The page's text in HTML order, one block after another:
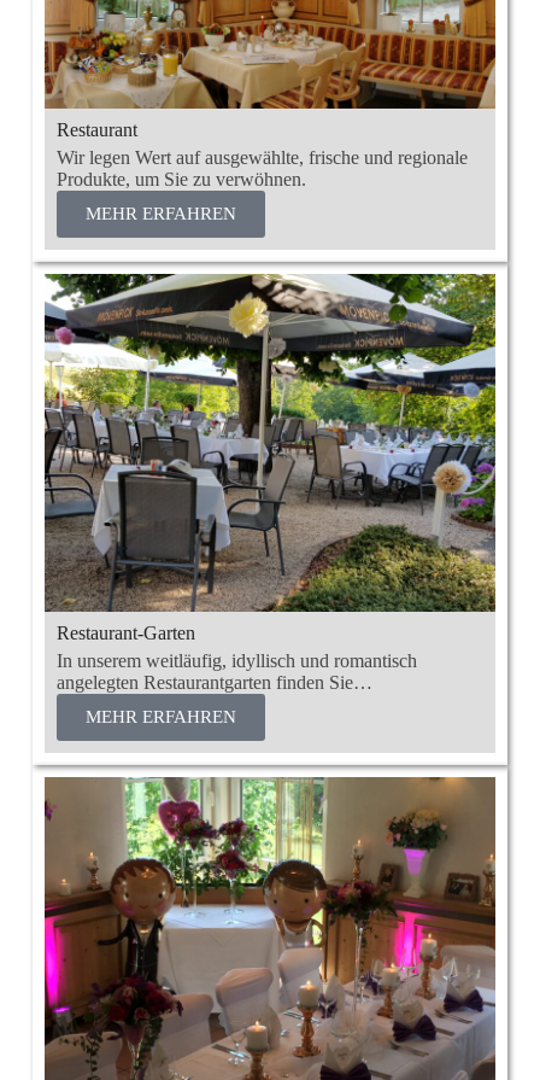
Restaurant
Wir legen Wert auf ausgewählte, frische und regionale
Produkte, um Sie zu verwöhnen.
MEHR ERFAHREN
Restaurant-Garten
In unserem weitläufig, idyllisch und romantisch
angelegten Restaurantgarten finden Sie…
MEHR ERFAHREN